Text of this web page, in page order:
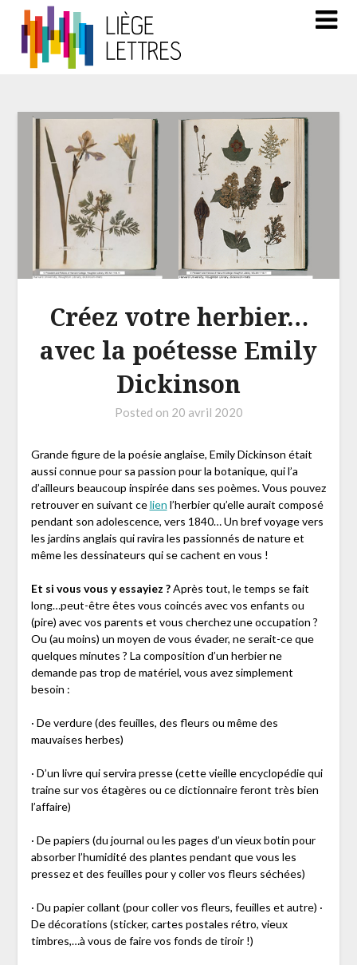
Créez votre herbier…
avec la poétesse Emily
Dickinson
Posted on 20 avril 2020
Grande figure de la poésie anglaise, Emily Dickinson était
aussi connue pour sa passion pour la botanique, qui l’a
d’ailleurs beaucoup inspirée dans ses poèmes. Vous pouvez
retrouver en suivant celien l’herbier qu’elle aurait composé
pendant son adolescence, vers 1840… Un bref voyage vers
les jardins anglais qui ravira les passionnés de nature et
même les dessinateurs qui se cachent en vous !
Et si vous vous y essayiez ?Après tout, le temps se fait
long…peut-être êtes vous coincés avec vos enfants ou
(pire) avec vos parents et vous cherchez une occupation ?
Ou (au moins) un moyen de vous évader, ne serait-ce que
quelques minutes ? La composition d’un herbier ne
demande pas trop de matériel, vous avez simplement
besoin :
· De verdure (des feuilles, des fleurs ou même des
mauvaises herbes)
· D’un livre qui servira presse (cette vieille encyclopédie qui
traine sur vos étagères ou ce dictionnaire feront très bien
l’affaire)
· De papiers (du journal ou les pages d’un vieux botin pour
absorber l’humidité des plantes pendant que vous les
pressez et des feuilles pour y coller vos fleurs séchées)
· Du papier collant (pour coller vos fleurs, feuilles et autre) ·
De décorations (sticker, cartes postales rétro, vieux
timbres,…à vous de faire vos fonds de tiroir !)